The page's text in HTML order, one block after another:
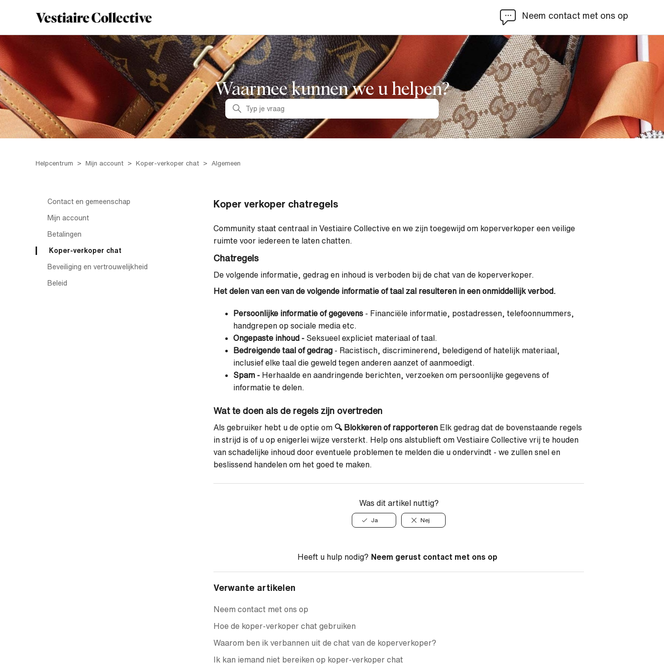
Neem contact met ons op
Waarmee kunnen we u helpen?
Zoeken
Helpcentrum Mijn account Koper-verkoper chat Algemeen
Contact en gemeenschap
Mijn account
Betalingen
Koper-verkoper chat
Beveiliging en vertrouwelijkheid
Beleid
Koper verkoper chatregels
Community staat centraal in Vestiaire Collective en we zijn toegewijd om koperverkoper een veilige
ruimte voor iedereen te laten chatten.
Chatregels
De volgende informatie, gedrag en inhoud is verboden bij de chat van de koperverkoper.
Het delen van een van de volgende informatie of taal zal resulteren in een onmiddellijk verbod.
Persoonlijke informatie of gegevens - Financiële informatie, postadressen, telefoonnummers,
handgrepen op sociale media etc.
Ongepaste inhoud - Seksueel expliciet materiaal of taal.
Bedreigende taal of gedrag - Racistisch, discriminerend, beledigend of hatelijk materiaal,
inclusief elke taal die geweld tegen anderen aanzet of aanmoedigt.
Spam - Herhaalde en aandringende berichten, verzoeken om persoonlijke gegevens of
informatie te delen.
Wat te doen als de regels zijn overtreden
Als gebruiker hebt u de optie om 🔍 Blokkeren of rapporteren Elk gedrag dat de bovenstaande regels
in strijd is of u op enigerlei wijze versterkt. Help ons alstublieft om Vestiaire Collective vrij te houden
van schadelijke inhoud door eventuele problemen te melden die u ondervindt - we zullen snel en
beslissend handelen om het goed te maken.
Was dit artikel nuttig?
Ja Nej
Heeft u hulp nodig? Neem gerust contact met ons op
Verwante artikelen
Neem contact met ons op
Hoe de koper-verkoper chat gebruiken
Waarom ben ik verbannen uit de chat van de koperverkoper?
Ik kan iemand niet bereiken op koper-verkoper chat